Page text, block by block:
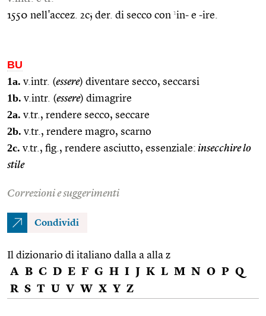
1550 nell'accez. 2c; der. di secco con 1in- e -ire.
BU
1a. v.intr. (essere) diventare secco, seccarsi
1b. v.intr. (essere) dimagrire
2a. v.tr., rendere secco, seccare
2b. v.tr., rendere magro, scarno
2c. v.tr., fig., rendere asciutto, essenziale: insecchire lo
stile
Correzioni e suggerimenti
Condividi
Il dizionario di italiano dalla a alla z
A B C D E F G H I J K L M N O P Q
R S T U V W X Y Z